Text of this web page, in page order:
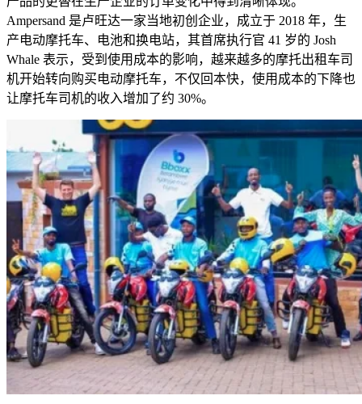
Ampersand 是卢旺达一家当地初创企业，成立于 2018 年，生
产电动摩托车、电池和换电站，其首席执行官 41 岁的 Josh
Whale 表示，受到使用成本的影响，越来越多的摩托出租车司
机开始转向购买电动摩托车，不仅回本快，使用成本的下降也
让摩托车司机的收入增加了约 30%。